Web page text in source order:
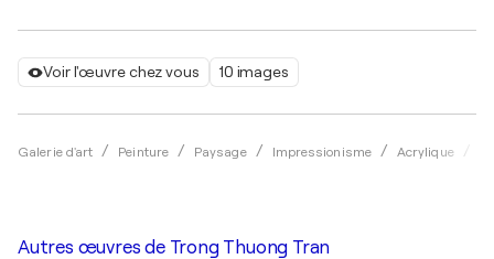
Voir l'œuvre chez vous 10 images
Galerie d'art Peinture Paysage Impressionisme Acrylique
Autres œuvres de Trong Thuong Tran